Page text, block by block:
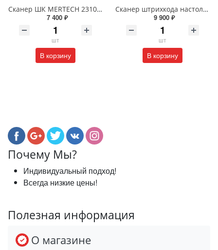
Сканер ШК MERTECH 2310 P2D
7 400 ₽
шт
В корзину
Сканер штрихкода настольный АТОЛ SB4000 D (2D, черный, USB, упаковка 1 шт.) (Т)
9 900 ₽
шт
В корзину
Почему Мы?
Индивидуальный подход!
Всегда низкие цены!
Полезная информация
О магазине